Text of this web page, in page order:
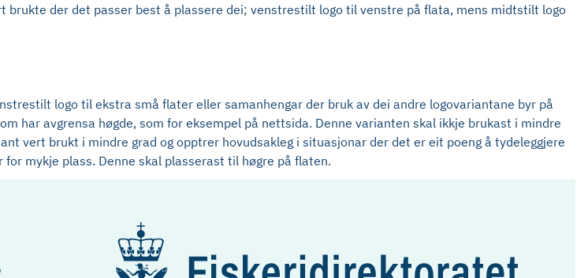
der det passer best å plassere dei; venstrestilt logo til venstre på flata, mens midtstilt logo
logo til ekstra små flater eller samanhengar der bruk av dei andre logovariantane byr på
har avgrensa høgde, som for eksempel på nettsida. Denne varianten skal ikkje brukast i mindre
vert brukt i mindre grad og opptrer hovudsakleg i situasjonar der det er eit poeng å tydeleggjere
mykje plass. Denne skal plasserast til høgre på flaten.